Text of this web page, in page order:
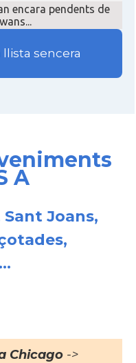
encara pendents de
sencera
A
Joans,
Chicago->